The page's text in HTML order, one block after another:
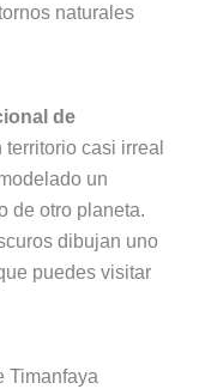
naturales
de
casi irreal
un
de otro planeta.
dibujan uno
puedes visitar
Timanfaya